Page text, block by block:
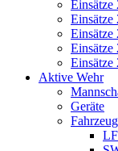
Einsätze
Einsätze
Einsätze
Einsätze
Einsätze
Aktive Wehr
Geräte